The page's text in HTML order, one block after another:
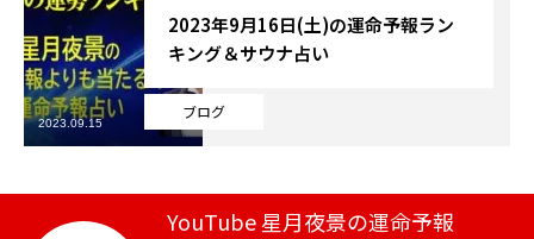
ブログ
お知らせ
テニス
ブログ
2023年9月16日(土)の運命予報ラン
キング＆サウナ占い
2023.09.15
YouTube 星月夜景の運命予報